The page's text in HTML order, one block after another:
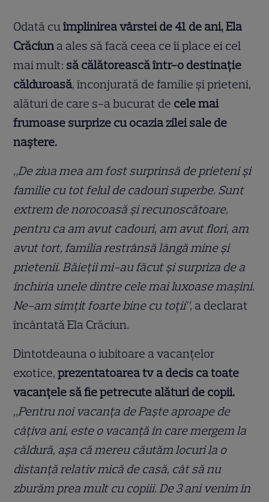
Odată cuîmplinirea vârstei de 41 de ani, Ela
Crăciun a ales să facă ceea ce îi place ei cel
mai mult: să călătorească într-o destinație
călduroasă, înconjurată de familie și prieteni,
alături de care s-a bucurat de cele mai
frumoase surprize cu ocazia zilei sale de
naștere.
„De ziua mea am fost surprinsă de prieteni și
familie cu tot felul de cadouri superbe. Sunt
extrem de norocoasă și recunoscătoare,
pentru ca am avut cadouri, am avut flori, am
avut tort, familia restrânsă lângă mine și
prietenii. Băieții mi-au făcut și surpriza de a
închiria unele dintre cele mai luxoase mașini.
Ne-am simțit foarte bine cu toții”, a declarat
încântată Ela Crăciun.
Dintotdeauna o iubitoare a vacanțelor
exotice,prezentatoarea tv a decis ca toate
vacanțele să fie petrecute alături de copii.
„Pentru noi vacanța de Paște aproape de
câțiva ani, este o vacanță în care mergem la
căldură, așa că mereu căutăm locuri la o
distanță relativ mică de casă, cât să nu
zburăm prea mult cu copiii. De 3 ani venim în